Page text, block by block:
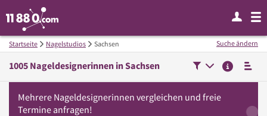
Startseite Nagelstudios Sachsen
1005 Nageldesignerinnen inSachsen
Suche ändern
Mehrere Nageldesignerinnen vergleichen und freie
Termine anfragen!